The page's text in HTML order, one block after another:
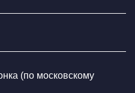
(по московскому